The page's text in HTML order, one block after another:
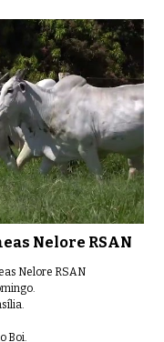
Nelore RSAN
Nelore RSAN
Boi.